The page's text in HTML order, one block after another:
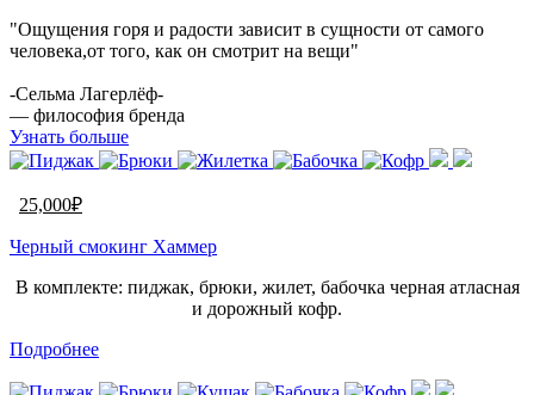
"Ощущения горя и радости зависит в сущности от самого
человека,от того, как он смотрит на вещи"
-Сельма Лагерлёф-
— философия бренда
Узнать больше
25,000₽
Черный смокинг Хаммер
В комплекте: пиджак, брюки, жилет, бабочка черная атласная
и дорожный кофр.
Подробнее